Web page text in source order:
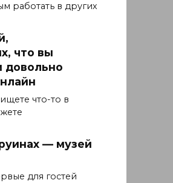
работать в других
что вы
довольно
что-то в
— музей
для гостей